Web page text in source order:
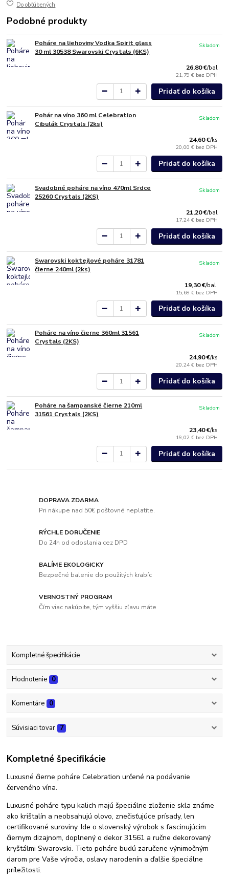
Do obľúbených
Podobné produkty
Poháre na liehoviny Vodka Spirit glass
30 ml 30538 Swarovski Crystals (6KS)
26,80 €/bal
21,79 € bez DPH
Skladom
Pridať do košíka
Pohár na víno 360 ml Celebration
Cibulák Crystals (2ks)
24,60 €/ks
20,00 € bez DPH
Skladom
Pridať do košíka
Svadobné poháre na víno 470ml Srdce
25260 Crystals (2KS)
21,20 €/bal
17,24 € bez DPH
Skladom
Pridať do košíka
Swarovski koktejlové poháre 31781
čierne 240ml (2ks)
19,30 €/bal.
15,69 € bez DPH
Skladom
Pridať do košíka
Poháre na víno čierne 360ml 31561
Crystals (2KS)
24,90 €/ks
20,24 € bez DPH
Skladom
Pridať do košíka
Poháre na šampanské čierne 210ml
31561 Crystals (2KS)
23,40 €/ks
19,02 € bez DPH
Skladom
Pridať do košíka
DOPRAVA ZDARMA
Pri nákupe nad 50€ poštovné neplatíte.
RÝCHLE DORUČENIE
Do 24h od odoslania cez DPD
BALÍME EKOLOGICKY
Bezpečné balenie do použitých krabíc
VERNOSTNÝ PROGRAM
Čím viac nakúpite, tým vyššiu zľavu máte
Kompletné špecifikácie
Hodnotenie 0
Komentáre 0
Súvisiaci tovar 7
Kompletné špecifikácie
Luxusné čierne poháre Celebration určené na podávanie
červeného vína.
Luxusné poháre typu kalich majú špeciálne zloženie skla známe
ako krištalín a neobsahujú olovo, znečisťujúce prísady, len
certifikované suroviny. Ide o slovenský výrobok s fascinujúcim
čiernym dizajnom, doplnený o dekor 31561 a ručne dekorovaný
kryštálmi Swarovski. Tieto poháre budú zaručene výnimočným
darom pre Vaše výročia, oslavy narodenín a ďalšie špeciálne
príležitosti.